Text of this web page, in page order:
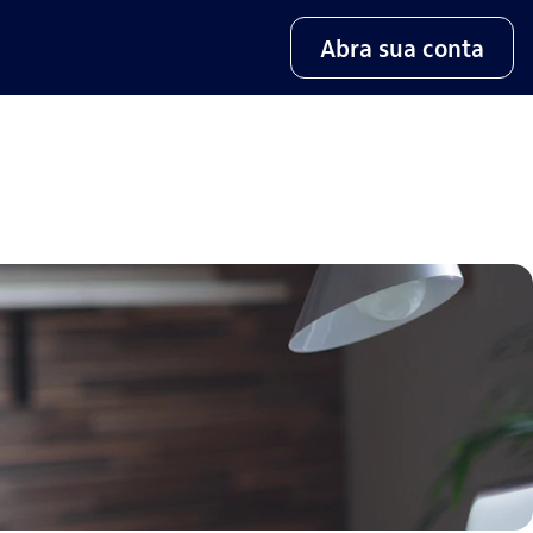
Abra sua conta